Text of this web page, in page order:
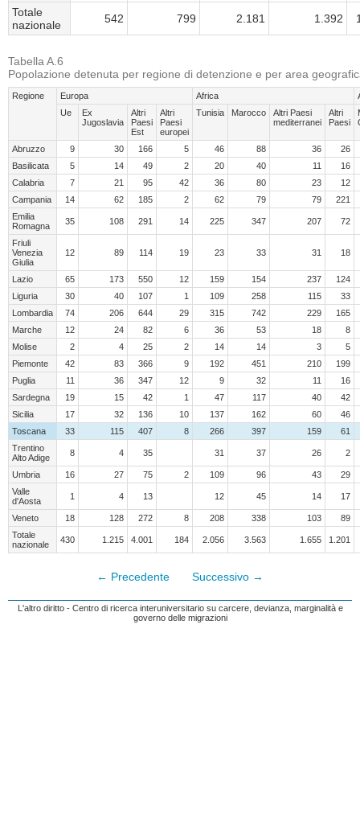
Totale
nazionale
542 799 2.181 1.392
Tabella A.6
Popolazione detenuta per regione di detenzione e per area
Regione Europa Africa
Ue
Ex
Jugoslavia
Altri
Paesi
Est
Altri
Paesi
europei
Tunisia Marocco
Altri Paesi
mediterranei
Altri
Paesi
Abruzzo 9 30 166 5 46 88 36
26
Basilicata
5 14 49 2 20 40 11
16
Calabria
7 21 95 42 36 80 23
12
Campania
14 62 185 2 62 79 79
221
Emilia
Romagna
35 108 291 14 225 347 207 72
Friuli
Venezia
Giulia
12 89 114 19 23 33 31 18
Lazio 65 173 550 12 159 154 237
124
Liguria
30 40 107 1 109 258 115
33
Lombardia
74 206 644 29 315 742 229
165
Marche
12 24 82 6 36 53 18
8
Molise
2 4 25 2 14 14 3
5
Piemonte
42 83 366 9 192 451 210
199
Puglia
11 36 347 12 9 32 11
16
Sardegna
19 15 42 1 47 117 40
42
Sicilia
17 32 136 10 137 162 60
46
Toscana
33 115 407 8 266 397 159
61
Trentino
Alto Adige
8 4 35 31 37 26 2
Umbria 16 27 75 2 109 96 43
29
Valle
d'Aosta
1 4 13 12 45 14 17
Veneto 18 128 272 8 208 338 103
89
Totale
nazionale
430 1.215 4.001 184 2.056 3.563 1.655 1.201
← Precedente Successivo →
L'altro diritto - Centro di ricerca interuniversitario su carcere, devianza, marginalità e
governo delle migrazioni